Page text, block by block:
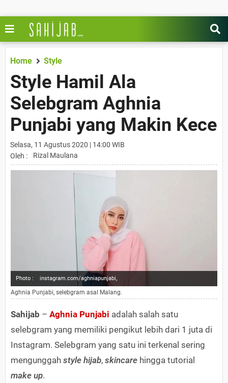
Home Style
Style Hamil Ala
Selebgram Aghnia
Punjabi yang Makin Kece
Selasa, 11 Agustus 2020 | 14:00 WIB
Oleh :
Rizal Maulana
Photo : instagram.com/aghniapunjabi,
Aghnia Punjabi, selebgram asal Malang.
Sahijab – Aghnia Punjabi adalah salah satu
selebgram yang memiliki pengikut lebih dari 1 juta di
Instagram. Selebgram yang satu ini terkenal sering
mengunggah style hijab, skincare hingga tutorial
make up.